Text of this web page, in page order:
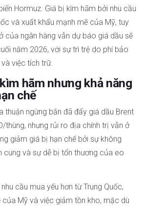
Hormuz. Giá bị kìm hãm bởi nhu cầu
và xuất khẩu mạnh mẽ của Mỹ, tuy
của ngân hàng vẫn dự báo giá dầu sẽ
năm 2026, với sự trì trệ do phí bảo
việc tích trữ.
hãm nhưng khả năng
chế
thuận ngừng bắn đã đẩy giá dầu Brent
thùng, nhưng rủi ro địa chính trị vẫn ở
giảm giá bị hạn chế bởi sự không
cung và sự dễ bị tổn thương của eo
cầu mua yếu hơn từ Trung Quốc,
của Mỹ và việc giảm tồn kho, mặc dù